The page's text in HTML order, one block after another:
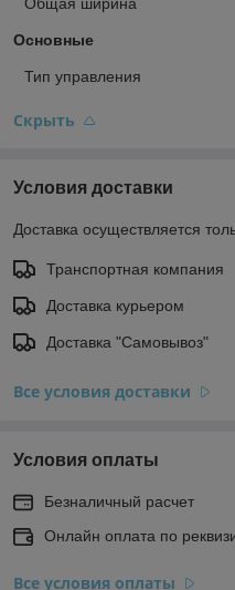
Основные
Тип управления
Скрыть
Условия доставки
Доставка осуществляется
Транспортная компания
Доставка курьером
Доставка "Самовывоз"
Все условия доставки
Условия оплаты
Безналичный расчет
Онлайн оплата по
Все условия оплаты